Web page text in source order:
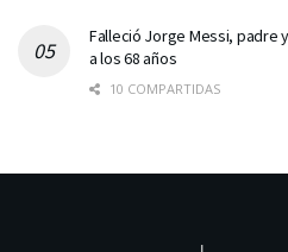
Falleció Jorge Messi, padre
a los 68 años
10 COMPARTIDAS